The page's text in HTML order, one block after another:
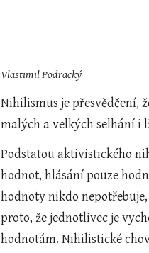
Vlastimil Podracký
Nihilismus je přesvědčení,
malých a velkých selhání i
Podstatou aktivistického
hodnot, hlásání pouze
hodnoty nikdo
proto, že jednotlivec je
hodnotám. Nihilistické